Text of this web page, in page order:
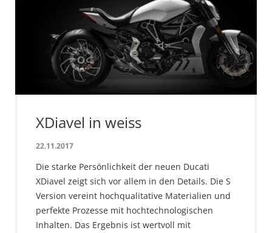
XDiavel in weiss
22.11.2017
Die starke Persönlichkeit der neuen Ducati
XDiavel zeigt sich vor allem in den Details. Die S
Version vereint hochqualitative Materialien und
perfekte Prozesse mit hochtechnologischen
Inhalten. Das Ergebnis ist wertvoll mit